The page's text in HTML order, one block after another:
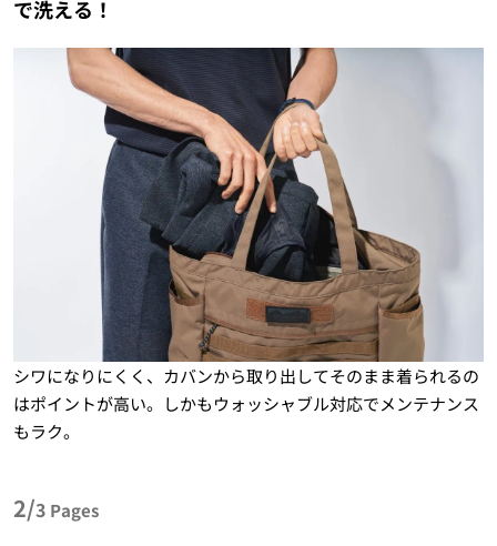
で洗える！
シワになりにくく、カバンから取り出してそのまま着られるの
はポイントが高い。しかもウォッシャブル対応でメンテナンス
もラク。
2/3 Pages